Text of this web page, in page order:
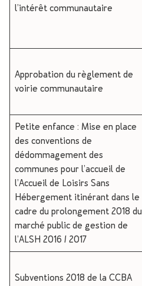
l’intérêt communautaire
Approbation du règlement de
voirie communautaire
Petite enfance : Mise en place
des conventions de
dédommagement des
communes pour l’accueil de
l’Accueil de Loisirs Sans
Hébergement itinérant dans le
cadre du prolongement 2018 du
marché public de gestion de
l’ALSH 2016 / 2017
Subventions 2018 de la CCBA